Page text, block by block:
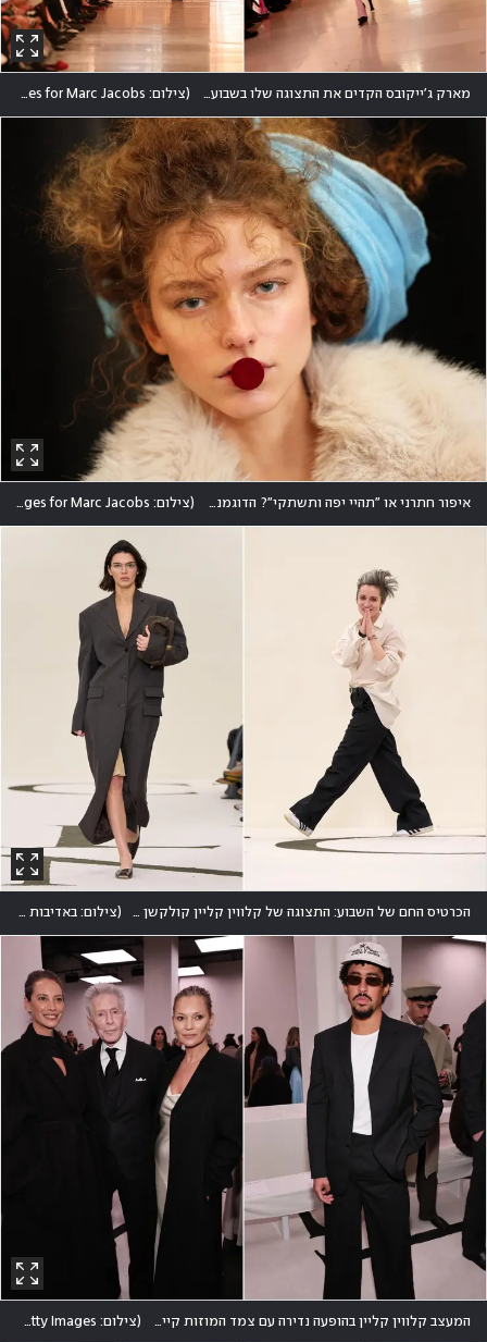
מארק ג'ייקובס הקדים את התצוגה שלו בשבוע, כיאה למעמדו, עם אוסף שמלות פיסוליות בעלות נפח (צילום: Dimitrios Kambouris/Getty Images for Marc Jacobs
איפור חתרני או "תהיי יפה ותשתקי"? הדוגמניות אצל ג'ייקובס הופיעו עם מוצץ אדום במרכז הפה (צילום: Dimitrios Kambouris/Getty Images for Marc Jacobs
הכרטיס החם של השבוע: התצוגה של קלווין קליין קולקשן בניצוחה של ורוניקה לאוני. על המסלול: קנדל ג'נר (צילום: באדיבות קלווין קליין CK
המעצב קלווין קליין בהופעה נדירה עם צמד המוזות קייט מוס וכריסטי טרלינגטון. בין המוזמנים גם באד באני (צילום: Jamie McCarthy/Getty Images